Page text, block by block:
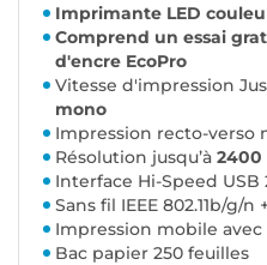
Imprimante LED
Comprend un essai
d'encre EcoPro
Vitesse d'impression
mono
Impression recto-verso
Résolution jusqu’à 2400
Interface Hi-Speed USB
Sans fil IEEE 802.11b/g/
Impression mobile
Bac papier 250 feuilles